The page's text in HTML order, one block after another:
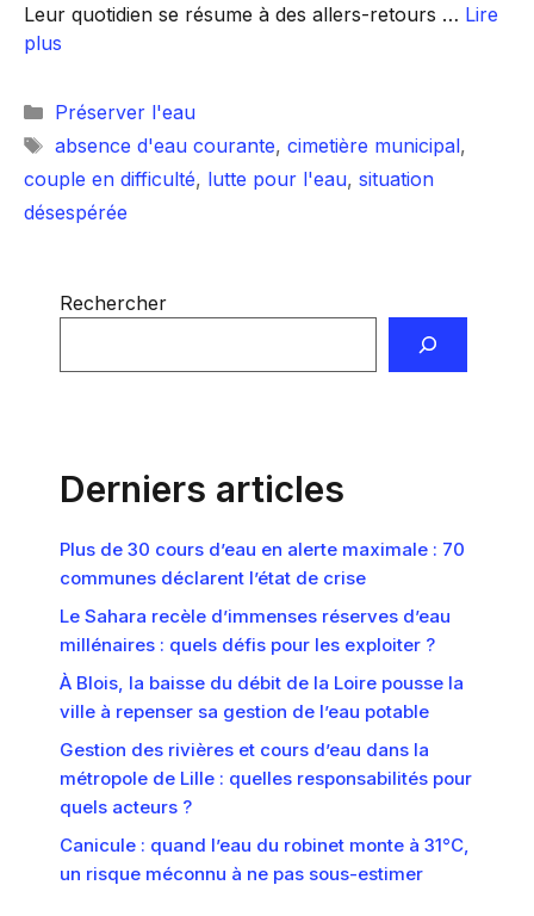
Leur quotidien se résume à des allers-retours … Lire
plus
Catégories
Préserver l'eau
Étiquettes
absence d'eau courante, cimetière municipal,
couple en difficulté, lutte pour l'eau, situation
désespérée
Rechercher
Derniers articles
Plus de 30 cours d’eau en alerte maximale : 70
communes déclarent l’état de crise
Le Sahara recèle d’immenses réserves d’eau
millénaires : quels défis pour les exploiter ?
À Blois, la baisse du débit de la Loire pousse la
ville à repenser sa gestion de l’eau potable
Gestion des rivières et cours d’eau dans la
métropole de Lille : quelles responsabilités pour
quels acteurs ?
Canicule : quand l’eau du robinet monte à 31°C,
un risque méconnu à ne pas sous-estimer